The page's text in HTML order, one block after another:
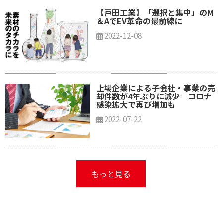
【戸田工業】「選択と集中」のM
＆AでEV革命の最前線に
2022-12-08
上場企業による子会社・事業の売
却件数が4年ぶりに減少 コロナ
感染拡大で再び増加も
2022-07-22
もっと見る